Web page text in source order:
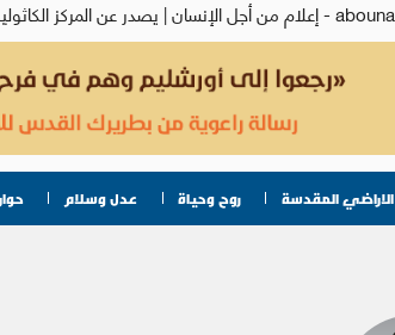
الاراضي المقدسة روح وحياة عدل وسلام